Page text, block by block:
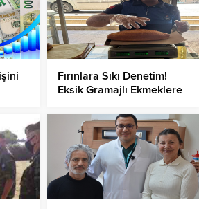
Fırınlara Sıkı Denetim!
Eksik Gramajlı Ekmeklere